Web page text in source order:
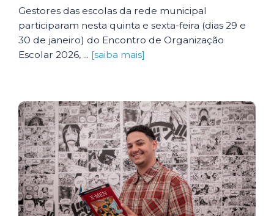
Gestores das escolas da rede municipal
participaram nesta quinta e sexta-feira (dias 29 e
30 de janeiro) do Encontro de Organização
Escolar 2026, ... [saiba mais]